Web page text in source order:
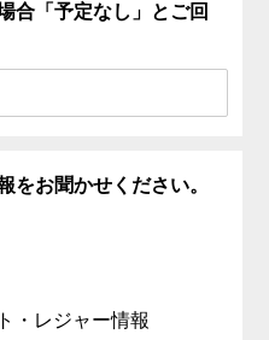
合「予定なし」とご回
をお聞かせください。
・レジャー情報